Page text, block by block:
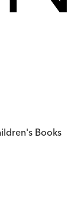
Books